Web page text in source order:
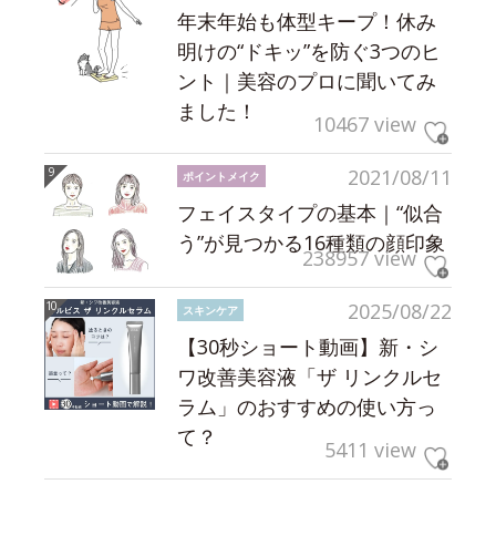
年末年始も体型キープ！休み
明けの“ドキッ”を防ぐ3つのヒ
ント｜美容のプロに聞いてみ
ました！
10467 view
2021/08/11
ポイントメイク
フェイスタイプの基本｜“似合
う”が見つかる16種類の顔印象
238957 view
2025/08/22
スキンケア
【30秒ショート動画】新・シ
ワ改善美容液「ザ リンクルセ
ラム」のおすすめの使い方っ
て？
5411 view